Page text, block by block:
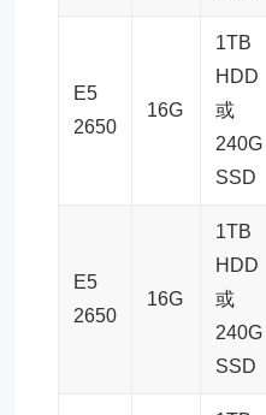
E5
2650
16G
1TB
HDD
或
240G
SSD
E5
2650
16G
1TB
HDD
或
240G
SSD